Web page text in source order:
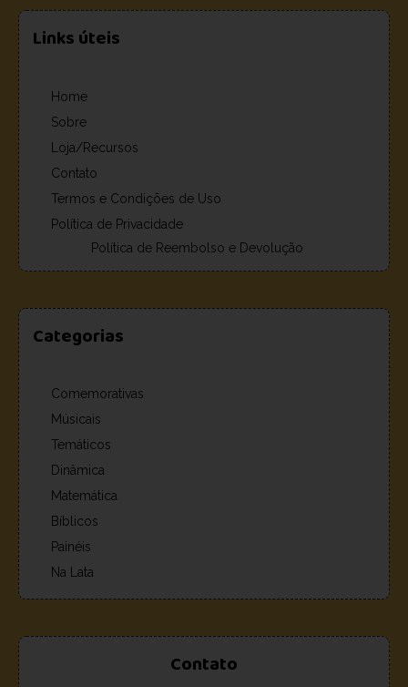
Links úteis
Home
Sobre
Loja/Recursos
Contato
Termos e Condições de Uso
Política de Privacidade
Política de Reembolso e Devolução
Categorias
Comemorativas
Músicais
Temáticos
Dinâmica
Matemática
Bíblicos
Painéis
Na Lata
Contato